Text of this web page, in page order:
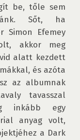
be, tőle sem
Sőt, ha
Simon Efemey
akkor meg
alatt kezdett
és azóta
az albumnak
tavasszal
inkább egy
anyag volt,
a Dark